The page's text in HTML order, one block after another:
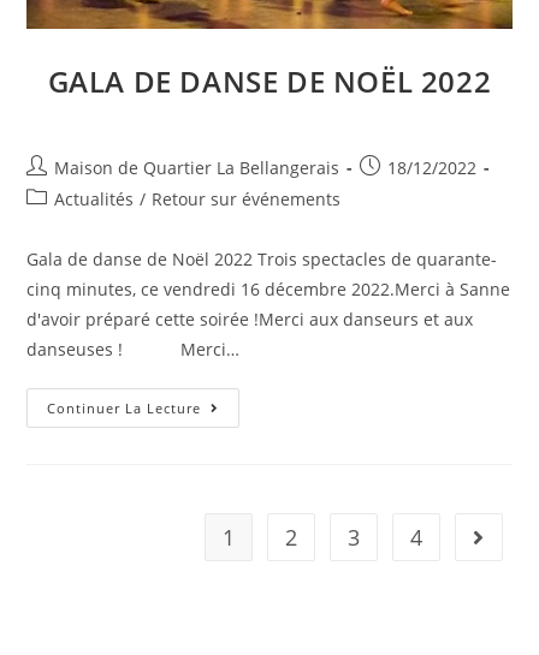
GALA DE DANSE DE NOËL 2022
Auteur/autrice
de
Maison de Quartier La Bellangerais
Publication
18/12/2022
PostActualités / Retour sur événements
Gala de danse de Noël 2022 Trois spectacles de quarante-
cinq minutes, ce vendredi 16 décembre 2022.Merci à Sanne
d'avoir préparé cette soirée !Merci aux danseurs et aux
danseuses ! Merci…
Continuer La Lecture Gala
De
1 2 3 4 Aller à